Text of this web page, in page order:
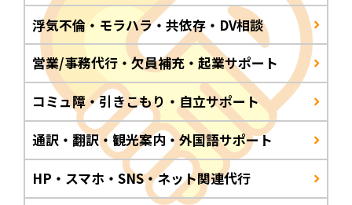
浮気不倫・モラハラ・共依存・DV相談
営業/事務代行・欠員補充・起業サポート
コミュ障・引きこもり・自立サポート
通訳・翻訳・観光案内・外国語サポート
HP・スマホ・SNS・ネット関連代行